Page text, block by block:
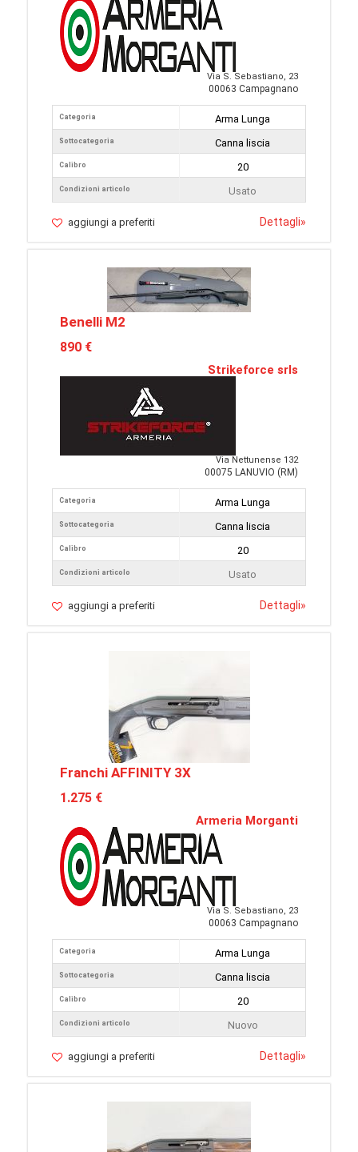
Via S. Sebastiano, 23
00063 Campagnano
Categoria
Sottocategoria
Calibro
Condizioni articolo
Arma Lunga
Canna liscia
20
Usato
aggiungi a preferiti Dettagli»
Benelli M2
890 €
Strikeforce srls
Via Nettunense 132
00075 LANUVIO (RM)
Categoria
Sottocategoria
Calibro
Condizioni articolo
Arma Lunga
Canna liscia
20
Usato
aggiungi a preferiti Dettagli»
Franchi AFFINITY 3X
1.275 €
Armeria Morganti
Via S. Sebastiano, 23
00063 Campagnano
Categoria
Sottocategoria
Calibro
Condizioni articolo
Arma Lunga
Canna liscia
20
Nuovo
aggiungi a preferiti Dettagli»